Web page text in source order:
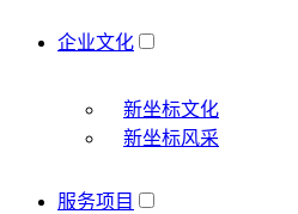
企业文化
新坐标文化
新坐标风采
服务项目